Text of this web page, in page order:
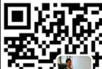
书呢？我对它们很感
我没有学习的欲望。
预约营销老师 添
案！